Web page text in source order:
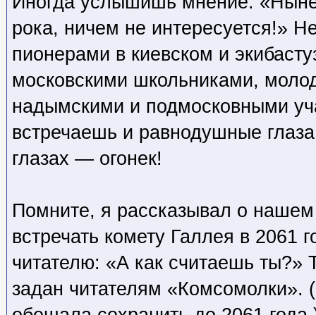
рока, ничем не интересуется!»
пионерами в киевском и
московскими школьниками,
надымскими и подмосковными
встречаешь и равнодушные
глазах — огонек!
Помните, я рассказывал о нашем
встречать комету Галлея в 2061
читателю: «А как считаешь ты?»
задан читателям «Комсомолки».